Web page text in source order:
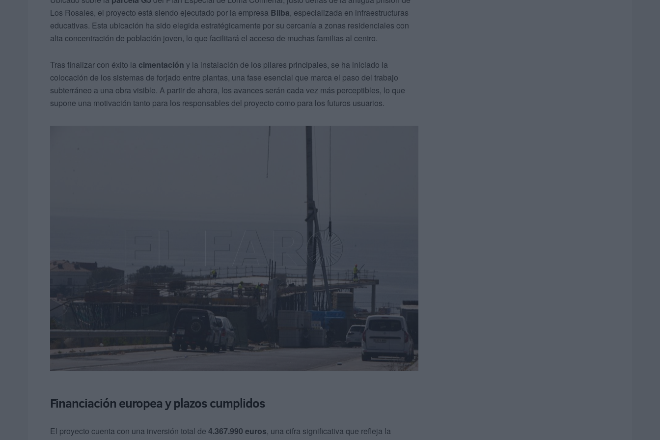
Los Rosales, el proyecto está siendo ejecutado por la empresa Bilba, especializada en infraestructuras
educativas. Esta ubicación ha sido elegida estratégicamente por su cercanía a zonas residenciales con
alta concentración de población joven, lo que facilitará el acceso de muchas familias al centro.
Tras finalizar con éxito la cimentación y la instalación de los pilares principales, se ha iniciado la
colocación de los sistemas de forjado entre plantas, una fase esencial que marca el paso del trabajo
subterráneo a una obra visible. A partir de ahora, los avances serán cada vez más perceptibles, lo que
supone una motivación tanto para los responsables del proyecto como para los futuros usuarios.
Financiación europea y plazos cumplidos
El proyecto cuenta con una inversión total de 4.367.990 euros, una cifra significativa que refleja la